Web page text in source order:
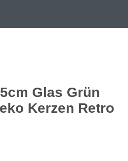
Glas Grün
Kerzen Retro